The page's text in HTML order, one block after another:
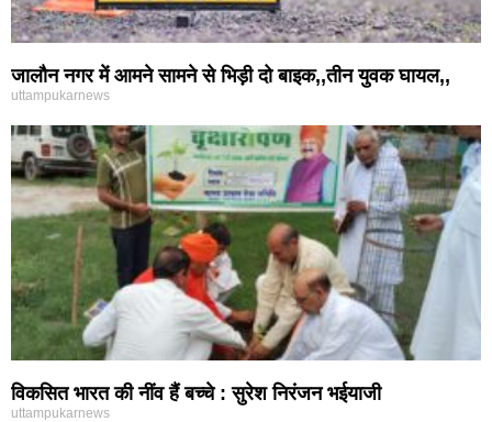
जालौन नगर में आमने सामने से भिड़ी दो बाइक,,तीन युवक घायल,,
uttampukarnews
विकसित भारत की नींव हैं बच्चे : सुरेश निरंजन भईयाजी
uttampukarnews